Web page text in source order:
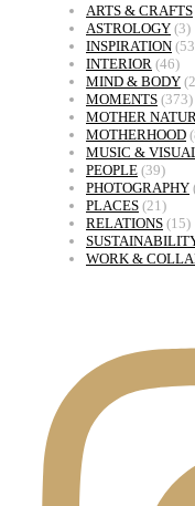
ARTS & CRAFTS
ASTROLOGY (3)
INSPIRATION
INTERIOR (46)
MIND & BODY
MOMENTS (373)
MOTHER
MOTHERHOOD
MUSIC &
PEOPLE (39)
PHOTOGRAPHY
PLACES (21)
RELATIONS (15)
WORK &